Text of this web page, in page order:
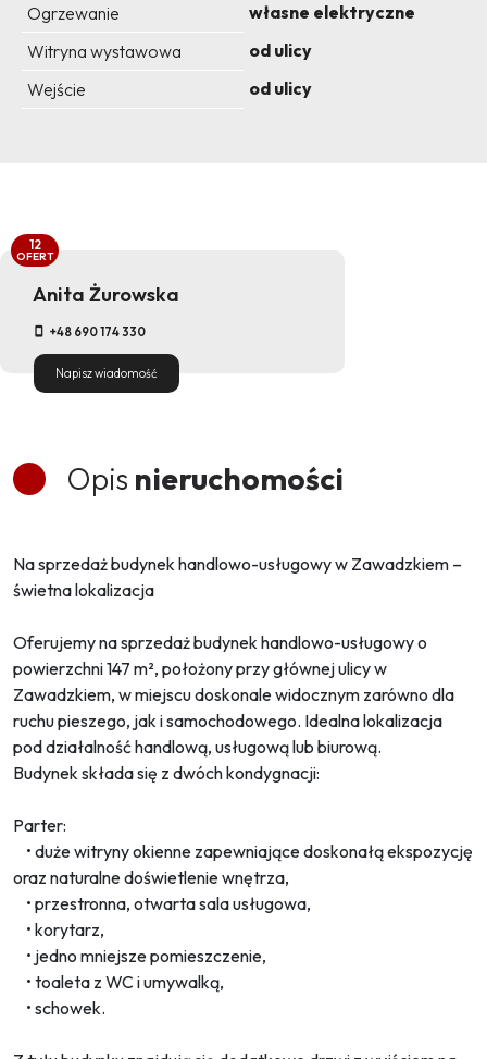
Ogrzewanie
własne elektryczne
Witryna wystawowa
od ulicy
Wejście
od ulicy
Anita Żurowska
+48 690 174 330
Napisz wiadomość
12
OFERT
Opis nieruchomości
Na sprzedaż budynek handlowo-usługowy w Zawadzkiem –
świetna lokalizacja
Oferujemy na sprzedaż budynek handlowo-usługowy o
powierzchni 147 m², położony przy głównej ulicy w
Zawadzkiem, w miejscu doskonale widocznym zarówno dla
ruchu pieszego, jak i samochodowego. Idealna lokalizacja
pod działalność handlową, usługową lub biurową.
Budynek składa się z dwóch kondygnacji:
Parter:
• duże witryny okienne zapewniające doskonałą ekspozycję
oraz naturalne doświetlenie wnętrza,
• przestronna, otwarta sala usługowa,
• korytarz,
• jedno mniejsze pomieszczenie,
• toaleta z WC i umywalką,
• schowek.